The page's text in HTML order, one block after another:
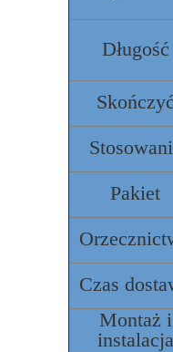
Długość
Skończyć
Pakiet
Czas
Montaż i
instalacja